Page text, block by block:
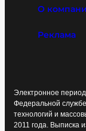
О
Реклама
Электронное
Федеральной
технологий и
2011 года. Выписка